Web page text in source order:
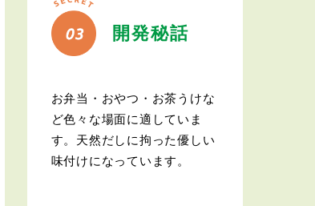
開発秘話
お弁当・おやつ・お茶うけな
ど色々な場面に適していま
す。天然だしに拘った優しい
味付けになっています。